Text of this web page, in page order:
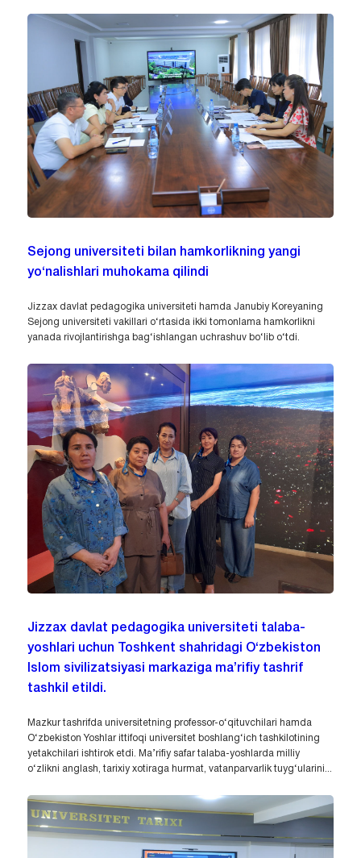
Sejong universiteti bilan hamkorlikning yangi
yo‘nalishlari muhokama qilindi
Jizzax davlat pedagogika universiteti hamda Janubiy Koreyaning
Sejong universiteti vakillari o‘rtasida ikki tomonlama hamkorlikni
yanada rivojlantirishga bag‘ishlangan uchrashuv bo‘lib o‘tdi.
Jizzax davlat pedagogika universiteti talaba-
yoshlari uchun Toshkent shahridagi O‘zbekiston
Islom sivilizatsiyasi markaziga ma’rifiy tashrif
tashkil etildi.
Mazkur tashrifda universitetning professor-o‘qituvchilari hamda
O‘zbekiston Yoshlar ittifoqi universitet boshlang‘ich tashkilotining
yetakchilari ishtirok etdi. Ma’rifiy safar talaba-yoshlarda milliy
o‘zlikni anglash, tarixiy xotiraga hurmat, vatanparvarlik tuyg‘ularini...